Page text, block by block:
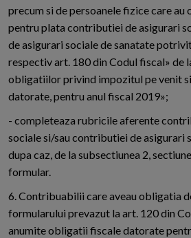
precum si de persoanele fizice care au
pentru plata contributiei de asigurari
de asigurari sociale de sanatate
respectiv art. 180 din Codul fiscal» de
obligatiilor privind impozitul pe venit
datorate, pentru anul fiscal 2019»;
- completeaza rubricile aferente
sociale si/sau contributiei de asigurari
dupa caz, de la subsectiunea 2,
formular.
6. Contribuabilii care aveau obligatia
formularului prevazut la art. 120 din
anumite obligatii fiscale datorate